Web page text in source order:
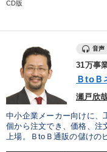
CD版
音声
31万事
ＢtoＢ
瀬戸欣
中小企業メーカー向けに、
個から注文でき、価格、注
上場。ＢtoＢ通販の儲けの